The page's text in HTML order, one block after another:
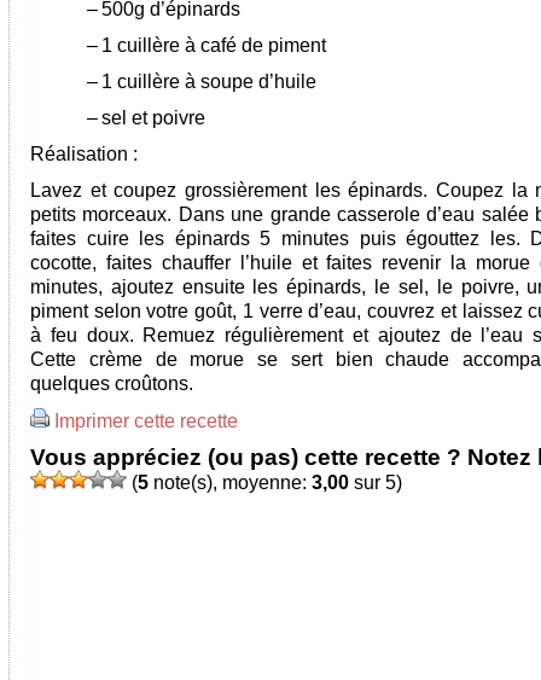
–500g d’épinards
– 1 cuillère à café de piment
– 1 cuillère à soupe d’huile
–sel et poivre
Réalisation :
Lavez et coupez grossièrement les épinards. Coupez la
petits morceaux. Dans une grande casserole d’eau salée
faites cuire les épinards 5 minutes puis égouttez les.
cocotte, faites chauffer l’huile et faites revenir la morue
minutes, ajoutez ensuite les épinards, le sel, le poivre,
piment selon votre goût, 1 verre d’eau, couvrez et laissez
à feu doux. Remuez régulièrement et ajoutez de l’eau
Cette crème de morue se sert bien chaude
quelques croûtons.
Imprimer cette recette
Vous appréciez (ou pas) cette recette ? Notez
(5 note(s), moyenne: 3,00 sur 5)